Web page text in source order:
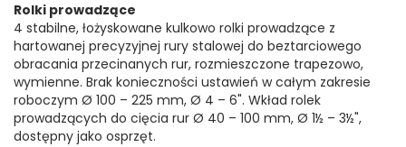
Rolki prowadzące
4 stabilne, łożyskowane kulkowo rolki prowadzące z
hartowanej precyzyjnej rury stalowej do beztarciowego
obracania przecinanych rur, rozmieszczone trapezowo,
wymienne. Brak konieczności ustawień w całym zakresie
roboczym Ø 100 – 225 mm, Ø 4 – 6". Wkład rolek
prowadzących do cięcia rur Ø 40 – 100 mm, Ø 1½ – 3½",
dostępny jako osprzęt.